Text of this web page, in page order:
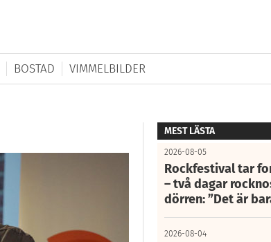
BOSTAD VIMMELBILDER
MEST LÄSTA
2026-08-05
Rockfestival tar
– två dagar
dörren: ”Det är
2026-08-04